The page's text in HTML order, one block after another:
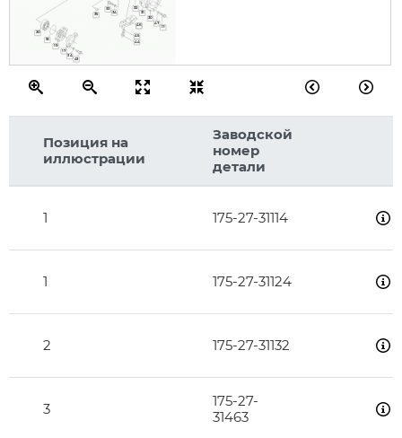
11
17
18
19
20
30
31
32
33
34
34
35
43
44
45
4646
47
Позиция на
иллюстрации
Заводской
номер
детали
1 175-27-31114
1 175-27-31124
2 175-27-31132
3
175-27-
31463